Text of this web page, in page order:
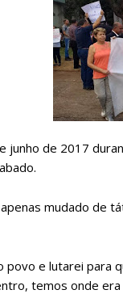
junho de 2017
mudado de
povo e lutarei para
temos onde